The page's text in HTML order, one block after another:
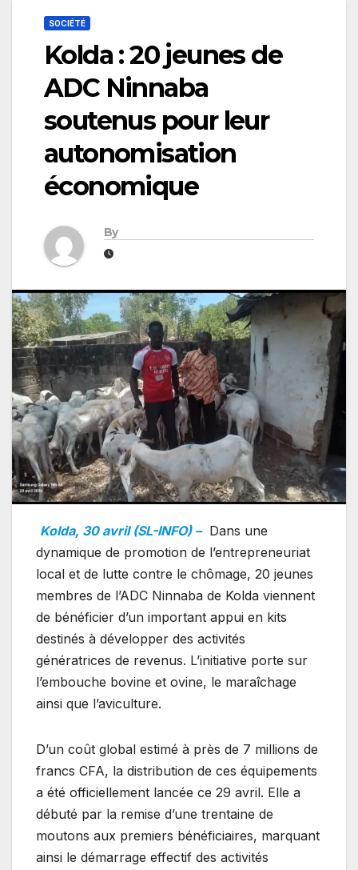
SOCIÉTÉ
Kolda : 20 jeunes de
ADC Ninnaba
soutenus pour leur
autonomisation
économique
By
Kolda, 30 avril (SL-INFO) – Dans une
dynamique de promotion de l’entrepreneuriat
local et de lutte contre le chômage, 20 jeunes
membres de l’ADC Ninnaba de Kolda viennent
de bénéficier d’un important appui en kits
destinés à développer des activités
génératrices de revenus. L’initiative porte sur
l’embouche bovine et ovine, le maraîchage
ainsi que l’aviculture.
D’un coût global estimé à près de 7 millions de
francs CFA, la distribution de ces équipements
a été officiellement lancée ce 29 avril. Elle a
débuté par la remise d’une trentaine de
moutons aux premiers bénéficiaires, marquant
ainsi le démarrage effectif des activités